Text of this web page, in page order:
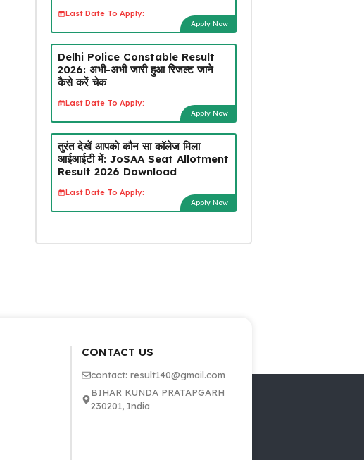
Last Date To Apply:
Apply Now
Delhi Police Constable Result
2026: अभी-अभी जारी हुआ रिजल्ट जाने
कैसे करें चेक
Last Date To Apply:
Apply Now
तुरंत देखें आपको कौन सा कॉलेज मिला
आईआईटी में: JoSAA Seat Allotment
Result 2026 Download
Last Date To Apply:
Apply Now
CONTACT US
contact: result140@gmail.com
BIHAR KUNDA PRATAPGARH
230201, India